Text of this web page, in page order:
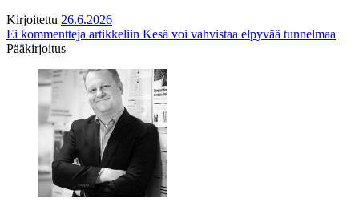
Kirjoitettu 26.6.2026
Ei kommentteja artikkeliin Kesä voi vahvistaa elpyvää tunnelmaa
Pääkirjoitus